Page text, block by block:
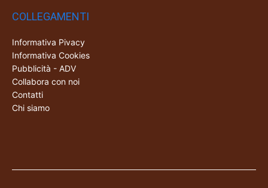
COLLEGAMENTI
Informativa Pivacy
Informativa Cookies
Pubblicità - ADV
Collabora con noi
Contatti
Chi siamo